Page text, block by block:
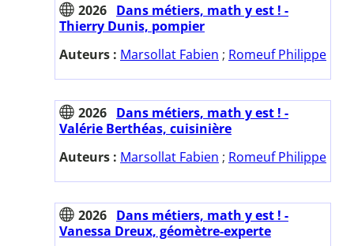
2026 Dans métiers, math y est ! -
Thierry Dunis, pompier
Auteurs : Marsollat Fabien ; Romeuf Philippe
2026 Dans métiers, math y est ! -
Valérie Berthéas, cuisinière
Auteurs : Marsollat Fabien ; Romeuf Philippe
2026 Dans métiers, math y est ! -
Vanessa Dreux, géomètre-experte